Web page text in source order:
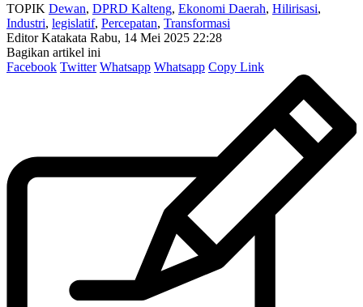
TOPIK Dewan, DPRD Kalteng, Ekonomi Daerah, Hilirisasi,
Industri, legislatif, Percepatan, Transformasi
Editor Katakata Rabu, 14 Mei 2025 22:28
Bagikan artikel ini
Facebook Twitter Whatsapp Whatsapp Copy Link